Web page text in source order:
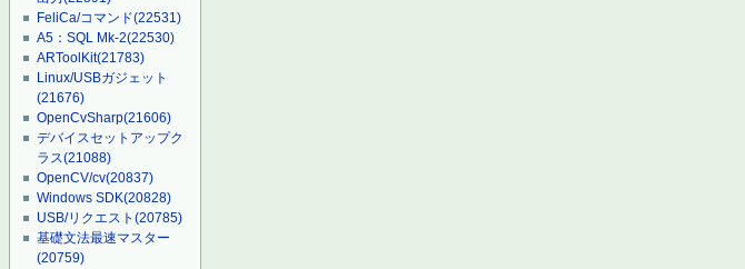
FeliCa/コマンド(22531)
A5：SQL Mk-2(22530)
ARToolKit(21783)
Linux/USBガジェット
(21676)
OpenCvSharp(21606)
デバイスセットアップク
ラス(21088)
OpenCV/cv(20837)
Windows SDK(20828)
USB/リクエスト(20785)
基礎文法最速マスター
(20759)